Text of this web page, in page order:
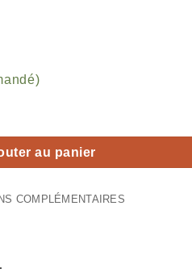
bleu jaune"
au panier
COMPLÉMENTAIRES